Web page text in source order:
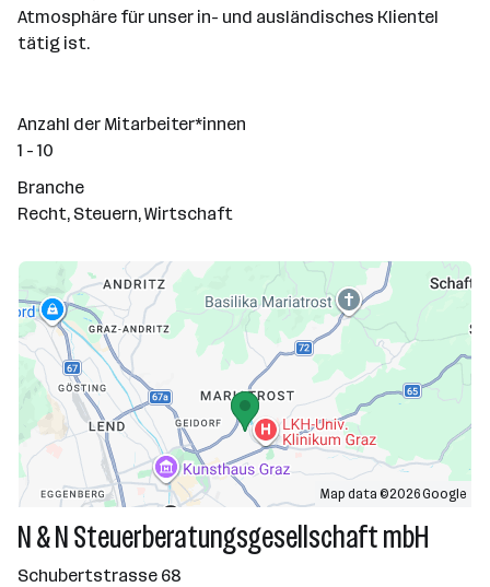
Atmosphäre für unser in- und ausländisches Klientel
tätig ist.
Anzahl der Mitarbeiter*innen
1 - 10
Branche
Recht, Steuern, Wirtschaft
Map data ©2026 Google
N & N Steuerberatungsgesellschaft mbH
Schubertstrasse 68